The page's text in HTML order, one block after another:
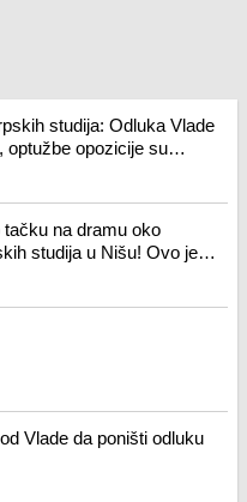
studija: Odluka Vlade
optužbe opozicije su
na dramu oko
studija u Nišu! Ovo je
Vlade da poništi odluku